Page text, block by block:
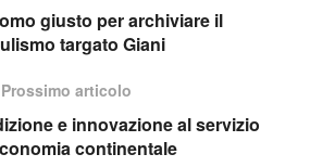
giusto per archiviare il
targato Giani
Prossimo articolo
e innovazione al servizio
continentale